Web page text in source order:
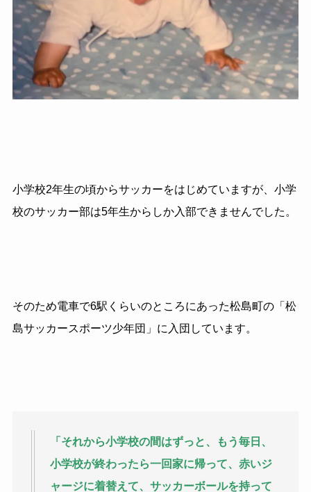
小学校2年生の頃からサッカーをはじめていますが、小学
校のサッカー部は5年生からしか入部できませんでした。
そのため電車で6駅くらいのところにあった松島町の「松
島サッカースポーツ少年団」に入団しています。
「それから小学校の間はずっと、もう毎日、
小学校が終わったら一回家に帰って、赤いジ
ャージに着替えて、サッカーボールを持って